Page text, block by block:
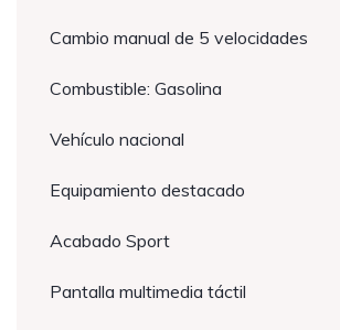
Cambio manual de 5 velocidades
Combustible: Gasolina
Vehículo nacional
Equipamiento destacado
Acabado Sport
Pantalla multimedia táctil